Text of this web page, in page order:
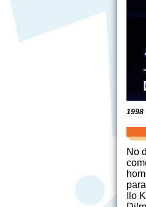
1998
No
Ilo